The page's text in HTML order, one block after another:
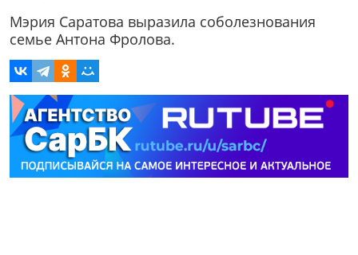
Мэрия Саратова выразила соболезнования
семье Антона Фролова.